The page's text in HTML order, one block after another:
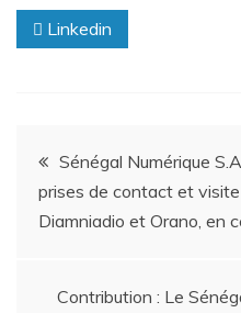
Linkedin
Sénégal Numérique
prises de contact et
Diamniadio et Orano, en
Contribution : Le